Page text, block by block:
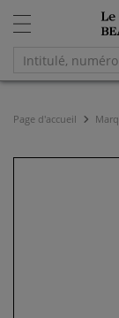
Page d'accueil